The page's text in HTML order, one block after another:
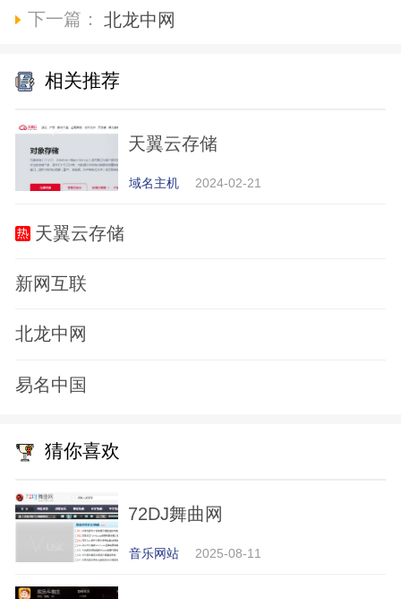
下一篇：
北龙中网
相关推荐
天翼云存储
域名主机 2024-02-21
天翼云存储
新网互联
北龙中网
易名中国
猜你喜欢
72DJ舞曲网
音乐网站 2025-08-11